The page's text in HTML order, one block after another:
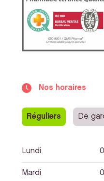
Nos horaires
Réguliers De
Lundi
Mardi